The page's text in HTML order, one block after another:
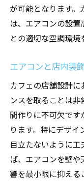
が可能となります。
は、エアコンの設
との適切な空調環境
エアコンと店内装
カフェの店舗設計
ンスを取ることは
間作りに不可欠で
ります。特にデザ
目立たないように
ば、エアコンを壁
響を最小限に抑える